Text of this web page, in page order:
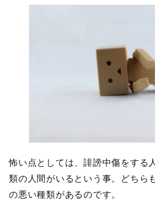
怖い点としては、誹謗中傷をする
類の人間がいるという事。どちら
の悪い種類があるのです。